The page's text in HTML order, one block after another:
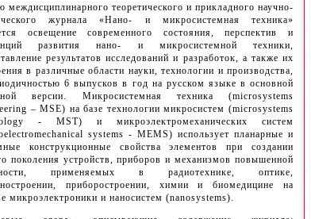
междисциплинарного теоретического и прикладного научно-
журнала «Нано- и микросистемная техника»
освещение современного состояния, перспектив и
развития нано- и микросистемной техники,
результатов исследований и разработок, а также их
в различные области науки, технологии и производства,
6 выпусков в год на русском языке в основной
версии. Микросистемная техника (microsystems
– MSE) на базе технологии микросистем (microsystems
- MST) и микроэлектромеханических систем
systems - MEMS) использует планарные и
конструкционные свойства элементов при создании
поколения устройств, приборов и механизмов повышенной
применяемых в радиотехнике, оптике,
приборостроении, химии и биомедицине на
микроэлектроники и наносистем (nanosystems).